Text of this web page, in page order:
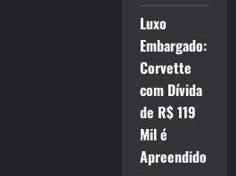
Luxo
Embargado:
Corvette
com Dívida
de R$ 119
Mil é
Apreendido